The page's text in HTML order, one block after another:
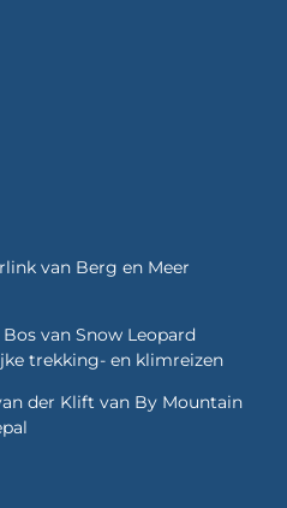
van Berg en Meer
van Snow Leopard
trekking- en klimreizen
der Klift van By Mountain